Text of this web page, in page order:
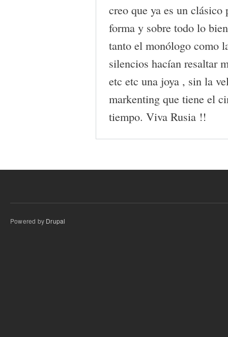
creo que ya es un
forma y sobre todo lo
tanto el monólogo como
silencios hacían resaltar
etc etc una joya , sin la
markenting que tiene el
tiempo. Viva Rusia !!
Powered by Drupal